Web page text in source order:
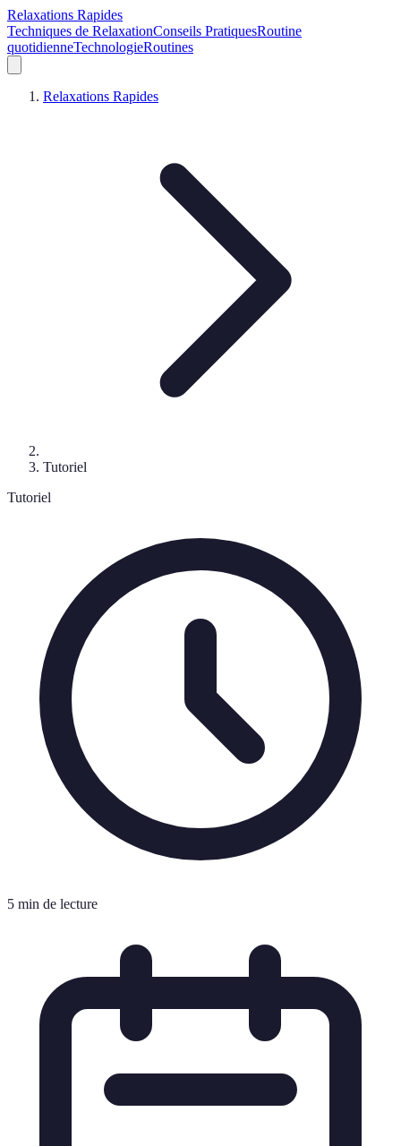
Relaxations Rapides
Techniques de RelaxationConseils PratiquesRoutine
quotidienneTechnologieRoutines
Relaxations Rapides
Tutoriel
Tutoriel
5 min de lecture